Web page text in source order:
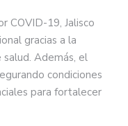
COVID-19, Jalisco
gracias a la
Además, el
condiciones
para fortalecer